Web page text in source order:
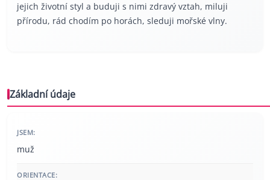
jejich životní styl a buduji s nimi zdravý vztah, miluji
přírodu, rád chodím po horách, sleduji mořské vlny.
Základní údaje
JSEM:
muž
ORIENTACE: